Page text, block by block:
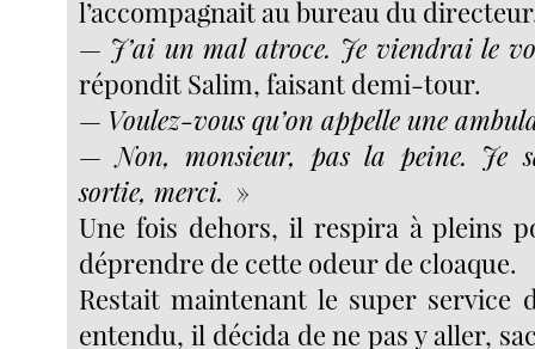
l’accompagnait au bureau du
— J’ai un mal atroce. Je viendrai le
répondit Salim, faisant demi-tour.
— Voulez-vous qu’on appelle une
—Non, monsieur, pas la peine. Je
sortie, merci. »
Une fois dehors, il respira à pleins
déprendre de cette odeur de cloaque.
Restait maintenant le super service
entendu, il décida de ne pas y aller,